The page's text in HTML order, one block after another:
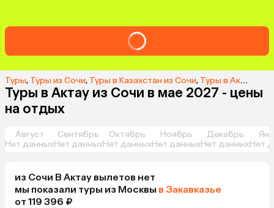
Туры, Туры из Сочи, Туры в Казахстан из Сочи, Туры в Актау из Сочи
Туры в Актау из Сочи в мае 2027 - цены
на отдых
Август
Нет данных
Сентябрь
Нет данных
Октябрь
Нет данных
Ноябрь
Нет данных
Декабрь
Нет данныхНет
из Сочи В Актау вылетов нет
мы показали туры из Москвы в Закавказье
от 119 396 ₽